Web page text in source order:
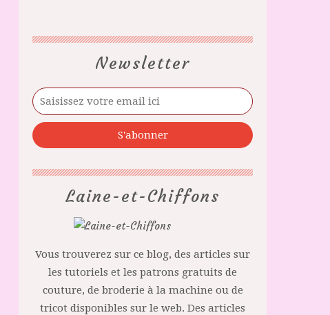
Newsletter
Laine-et-Chiffons
Vous trouverez sur ce blog, des articles sur
les tutoriels et les patrons gratuits de
couture, de broderie à la machine ou de
tricot disponibles sur le web. Des articles